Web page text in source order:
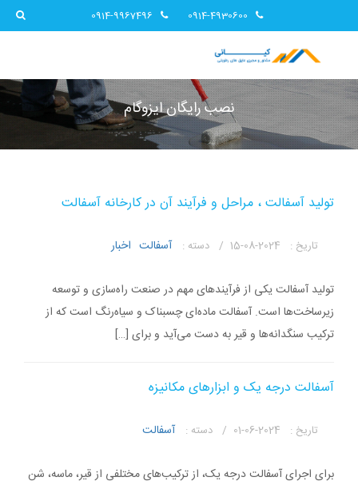
0914-4930600
0914-9967496
نصب رایگان ایزوگام
تولید آسفالت ، مراحل و فرآیند آن در کارخانه آسفالت
تاریخ : دسته : آسفالت اخبار
تولید آسفالت یکی از فرآیندهای مهم در صنعت راه‌سازی و توسعه
زیرساخت‌ها است. آسفالت ماده‌ای چسبناک و سیاه‌رنگ است که از
ترکیب سنگدانه‌ها و قیر به دست می‌آید و برای […]
آسفالت درجه یک و ابزارهای مکانیزه
تاریخ : دسته : آسفالت
برای اجرای آسفالت درجه یک، از ترکیب‌های مختلفی از قیر، ماسه، شن